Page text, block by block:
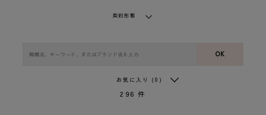
契約形態
OK
お気に入り (0)
296 件